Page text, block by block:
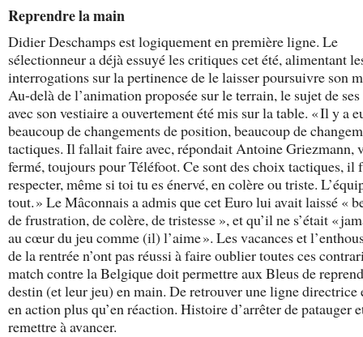
Reprendre la main
Didier Deschamps est logiquement en première ligne. Le
sélectionneur a déjà essuyé les critiques cet été, alimentant
interrogations sur la pertinence de le laisser poursuivre son
Au-delà de l’animation proposée sur le terrain, le sujet de
avec son vestiaire a ouvertement été mis sur la table. « Il y a
beaucoup de changements de position, beaucoup de
tactiques. Il fallait faire avec, répondait Antoine Griezmann,
fermé, toujours pour Téléfoot. Ce sont des choix tactiques, il
respecter, même si toi tu es énervé, en colère ou triste.
tout. » Le Mâconnais a admis que cet Euro lui avait laissé «
de frustration, de colère, de tristesse », et qu’il ne s’était «
au cœur du jeu comme (il) l’aime ». Les vacances et
de la rentrée n’ont pas réussi à faire oublier toutes ces
match contre la Belgique doit permettre aux Bleus de
destin (et leur jeu) en main. De retrouver une ligne directrice
en action plus qu’en réaction. Histoire d’arrêter de patauger
remettre à avancer.